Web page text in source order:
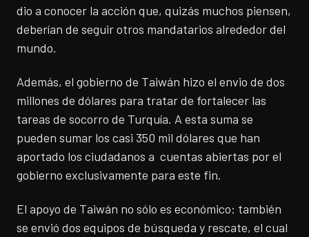
dio a conocer la acción que, quizás muchos piensen,
deberían de seguir otros mandatarios alrededor del
mundo.
Además, el gobierno de Taiwán hizo el envio de dos
millones de dólares para tratar de fortalecer las
tareas de socorro de Turquía. A esta suma se
pueden sumar los casi 350 mil dólares que han
aportado los ciudadanos a cuentas abiertas por el
gobierno exclusivamente para este fin.
El apoyo de Taiwán no sólo es económico: también
se envió dos equipos de búsqueda y rescate, el cual